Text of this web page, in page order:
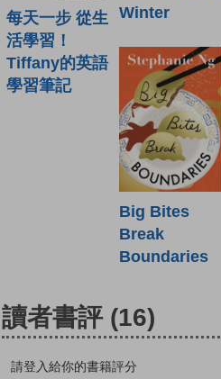
每天一步 從生
活學習！
Tiffany的英語
學習筆記
Winter
Big Bites
Break
Boundaries
讀者書評 (16)
請登入給你的書籍評分